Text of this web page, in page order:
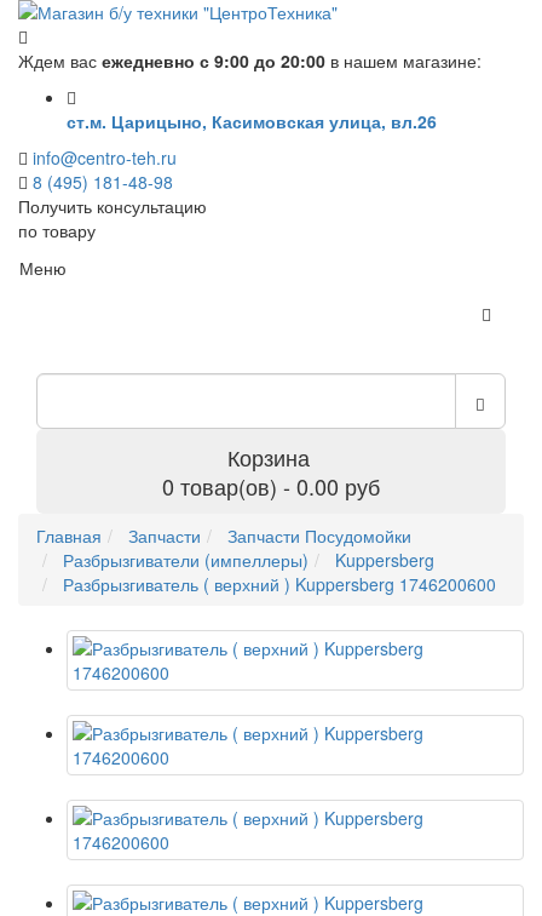
Ждем вас ежедневно с 9:00 до 20:00 в нашем магазине:
ст.м. Царицыно, Касимовская улица, вл.26
info@centro-teh.ru
8 (495) 181-48-98
Получить консультацию
по товару
Меню
Корзина
0 товар(ов) - 0.00 руб
Главная Запчасти
Запчасти Посудомойки
Разбрызгиватели (импеллеры)
Kuppersberg
Разбрызгиватель ( верхний ) Kuppersberg 1746200600